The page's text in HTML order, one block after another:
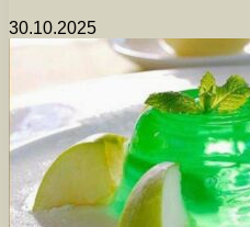
30.10.2025